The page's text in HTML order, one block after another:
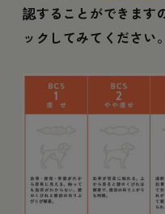
認することができます
ックしてみてください。